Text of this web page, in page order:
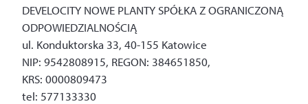
DEVELOCITY NOWE PLANTY SPÓŁKA Z OGRANICZONĄ
ODPOWIEDZIALNOŚCIĄ
ul. Konduktorska 33, 40-155 Katowice
NIP: 9542808915, REGON: 384651850,
KRS: 0000809473
tel: 577133330